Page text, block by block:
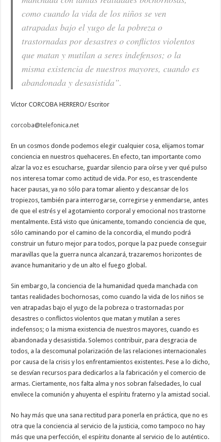
REPRENDERSE
como cuando la vida de los niños se ven
atrapadas bajo el yugo de la pobreza o
trastornadas por desastres o conflictos violentos
que matan y mutilan a seres indefensos; o la
misma existencia de nuestros mayores, cuando es
abandonada y desasistida”.
Víctor CORCOBA HERRERO/ Escritor
corcoba@telefonica.net
En un cosmos donde podemos elegir cualquier cosa, elijamos tomar
conciencia en nuestros quehaceres. En efecto, tan importante como
alzar la voz es escucharse, guardar silencio para oírse y ver qué pulso
nos interesa tomar como actitud de vida. Por eso, es trascendente
hacer pausas, ya no sólo para tomar aliento y descansar de los
tropiezos, también para interrogarse, corregirse y enmendarse, antes
de que el estrés y el agotamiento corporal y emocional nos trastorne
mentalmente. Está visto que únicamente, tomando conciencia de que,
sólo caminando por el camino de la concordia, el mundo podrá
construir un futuro mejor para todos, porque la paz puede conseguir
maravillas que la guerra nunca alcanzará, trazaremos horizontes de
avance humanitario y de un alto el fuego global.
Sin embargo, la conciencia de la humanidad queda manchada con
tantas realidades bochornosas, como cuando la vida de los niños se
ven atrapadas bajo el yugo de la pobreza o trastornadas por
desastres o conflictos violentos que matan y mutilan a seres
indefensos; o la misma existencia de nuestros mayores, cuando es
abandonada y desasistida. Solemos contribuir, para desgracia de
todos, a la descomunal polarización de las relaciones internacionales
por causa de la crisis y los enfrentamientos existentes. Pese a lo dicho,
se desvían recursos para dedicarlos a la fabricación y el comercio de
armas. Ciertamente, nos falta alma y nos sobran falsedades, lo cual
envilece la comunión y ahuyenta el espíritu fraterno y la amistad social.
No hay más que una sana rectitud para ponerla en práctica, que no es
otra que la conciencia al servicio de la justicia, como tampoco no hay
más que una perfección, el espíritu donante al servicio de lo auténtico.